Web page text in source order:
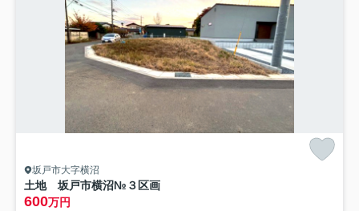
坂戸市大字横沼
土地 坂戸市横沼№３区画
600万円